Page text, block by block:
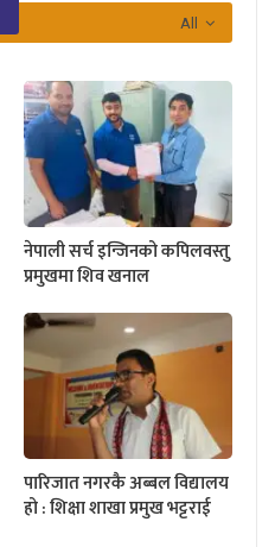
All
नेपाली सर्च इन्जिनको कपिलवस्तु
प्रमुखमा शिव खनाल
पारिजात नगरकै अब्बल विद्यालय
हो : शिक्षा शाखा प्रमुख भट्टराई